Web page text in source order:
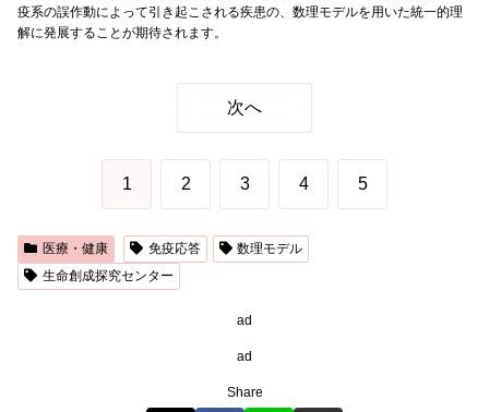
疫系の誤作動によって引き起こされる疾患の、数理モデルを用いた統一的理
解に発展することが期待されます。
次へ
1 2 3 4 5
医療・健康 免疫応答
数理モデル
生命創成探究センター
ad
ad
Share